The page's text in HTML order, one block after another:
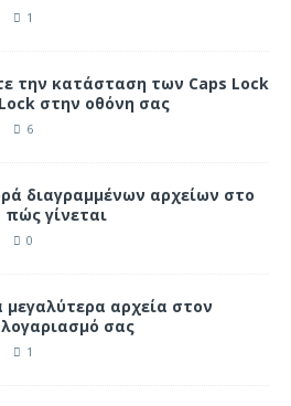
1
την κατάσταση των Caps Lock
στην οθόνη σας
6
διαγραμμένων αρχείων στο
πώς γίνεται
0
μεγαλύτερα αρχεία στον
σας
1